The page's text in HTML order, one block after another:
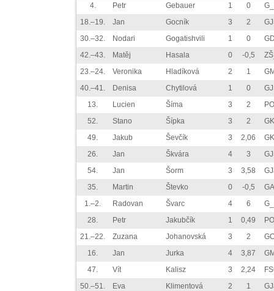
4.
Petr Gebauer 1 0
18.–19.
Jan Gocník 3 2
30.–32.
Nodari Gogatishvili 1 0
42.–43.
Matěj Hasala 0 -0,5
23.–24.
Veronika Hladíková 2 1
40.–41.
Denisa Chytilová 1 0
13.
Lucien Šíma 3 2
52.
Stano Šípka 3 2
49.
Jakub Ševčík 3 2,06
26.
Jan Škvára 4 3
54.
Jan Šorm 3 3,58
35.
Martin Števko 0 -0,5
1.–2.
Radovan Švarc 4 6
28.
Petr Jakubčík 1 0,49
21.–22.
Zuzana Johanovská 3 2
16.
Jan Jurka 4 3,87
47.
Vít Kalisz 3 2,24
50.–51.
Eva Klimentová 2 1